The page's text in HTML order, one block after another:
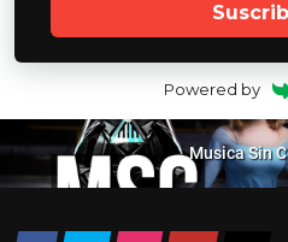
Powered by
Musica Sin